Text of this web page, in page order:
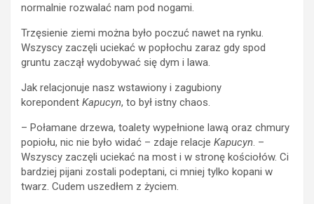
normalnie rozwalać nam pod nogami.
Trzęsienie ziemi można było poczuć nawet na rynku.
Wszyscy zaczęli uciekać w popłochu zaraz gdy spod
gruntu zaczął wydobywać się dym i lawa.
Jak relacjonuje nasz wstawiony i zagubiony
korepondent Kapucyn, to był istny chaos.
– Połamane drzewa, toalety wypełnione lawą oraz chmury
popiołu, nic nie było widać – zdaje relacje Kapucyn. –
Wszyscy zaczęli uciekać na most i w stronę kościołów. Ci
bardziej pijani zostali podeptani, ci mniej tylko kopani w
twarz. Cudem uszedłem z życiem.